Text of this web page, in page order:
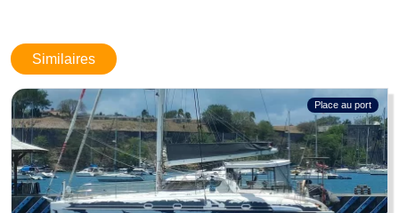
Similaires
Place au port